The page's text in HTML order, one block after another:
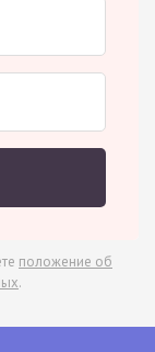
положение об
.